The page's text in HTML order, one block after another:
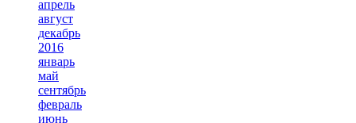
апрель
август
декабрь
2016
январь
май
сентябрь
февраль
июнь